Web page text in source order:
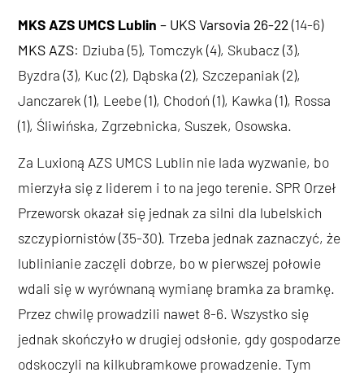
MKS AZS UMCS Lublin – UKS Varsovia 26-22(14-6)
MKS AZS: Dziuba (5), Tomczyk (4), Skubacz (3),
Byzdra (3), Kuc (2), Dąbska (2), Szczepaniak (2),
Janczarek (1), Leebe (1), Chodoń (1), Kawka (1), Rossa
(1), Śliwińska, Zgrzebnicka, Suszek, Osowska.
Za Luxioną AZS UMCS Lublin nie lada wyzwanie, bo
mierzyła się z liderem i to na jego terenie. SPR Orzeł
Przeworsk okazał się jednak za silni dla lubelskich
szczypiornistów (35-30). Trzeba jednak zaznaczyć, że
lublinianie zaczęli dobrze, bo w pierwszej połowie
wdali się w wyrównaną wymianę bramka za bramkę.
Przez chwilę prowadzili nawet 8-6. Wszystko się
jednak skończyło w drugiej odsłonie, gdy gospodarze
odskoczyli na kilkubramkowe prowadzenie. Tym